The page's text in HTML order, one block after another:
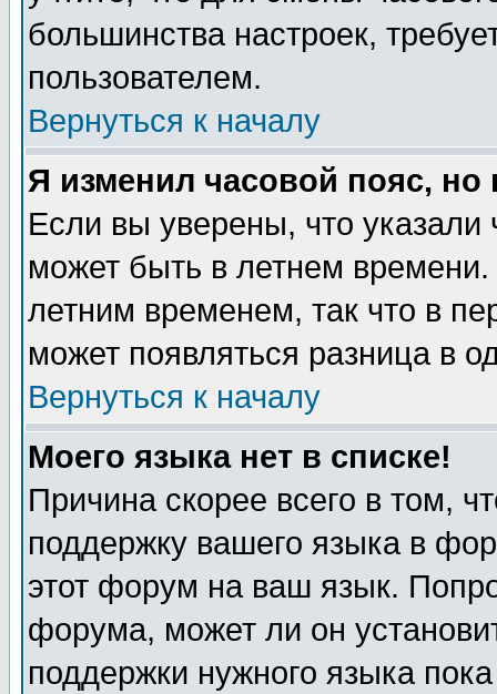
большинства настроек,
пользователем.
Вернуться к началу
Я изменил часовой пояс,
Если вы уверены, что указали
может быть в летнем
летним временем, так что в
может появляться разница в
Вернуться к началу
Моего языка нет в списке!
Причина скорее всего в том,
поддержку вашего языка в
этот форум на ваш язык.
форума, может ли он
поддержки нужного языка